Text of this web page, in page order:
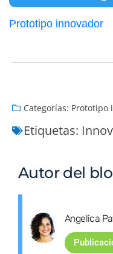
Prototipo innovador
Categorías: Prototipo
Etiquetas:
Autor del
Angelica